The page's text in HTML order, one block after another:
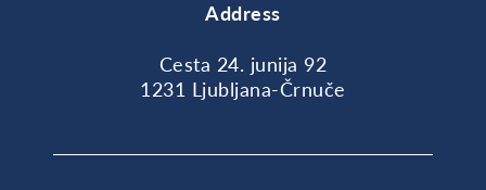
Address
Cesta 24. junija 92
1231 Ljubljana-Črnuče